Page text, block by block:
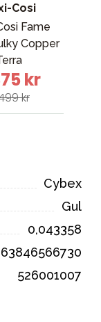
Cosi
Fame
Copper
kr
kr
Cybex
Gul
0,043358
526001007